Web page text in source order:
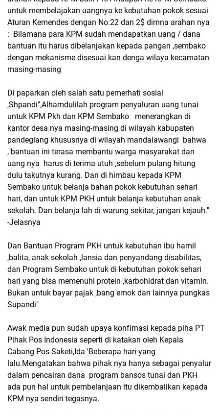
untuk membelajakan uangnya ke kebutuhan pokok sesuai
Aturan Kemendes dengan No.22 dan 2$ dimna arahan nya
: Bilamana para KPM sudah mendapatkan uang / dana
bantuan itu harus dibelanjakan kepada pangan ,sembako
dengan mekanisme disesuai kan denga wilaya kecamatan
masing-masing
Di paparkan oleh salah satu pemerhati sosial
,Shpandi",Alhamdulilah program penyaluran uang tunai
untuk KPM Pkh dan KPM Sembako menerangkan di
kantor desa nya masing-masing di wilayah kabupaten
pandeglang khususnya di wilayah mandalawangi bahwa
,"bantuan ini terasa membantu warga masyarakat dan
uang nya harus di terima utuh ,sebelum pulang hitung
dulu takutnya kurang. Dan di himbau kepada KPM
Sembako untuk belanja bahan pokok kebutuhan sehari
hari, dan untuk KPM PKH untuk belanja kebutuhan anak
sekolah. Dan belanja lah di warung sekitar, jangan kejauh."
-Jelasnya
Dan Bantuan Program PKH untuk kebutuhan ibu hamil
,balita, anak sekolah ,lansia dan penyandang disabilitas,
dan Program Sembako untuk di kebutuhan pokok sehari
hari yang bisa memenuhi protein ,karbohidrat dan vitamin.
Bukan untuk bayar pajak ,bang emok dan lainnya pungkas
Supandi"
Awak media pun sudah upaya konfirnasi kepada piha PT
Pihak Pos Indonesia seperti di katakan oleh Kepala
Cabang Pos Saketi,Ida 'Beberapa hari yang
lalu.Mengatakan bahwa pihak nya hanya sebagai penyalur
dalam pencairan dana program bansos tunai dan PKH
ada pun hal untuk pembelanjaan itu dikembalikan kepada
KPM nya sendiri tegasnya.